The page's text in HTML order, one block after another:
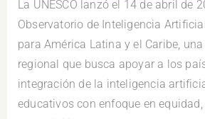
La UNESCO lanzó el 14 de abril de
Observatorio de Inteligencia
para América Latina y el Caribe,
regional que busca apoyar a los
integración de la inteligencia
educativos con enfoque en